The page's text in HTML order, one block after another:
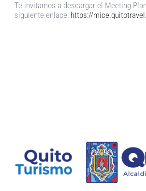
Te invitamos a descargar el Meeting
siguiente enlace: https://